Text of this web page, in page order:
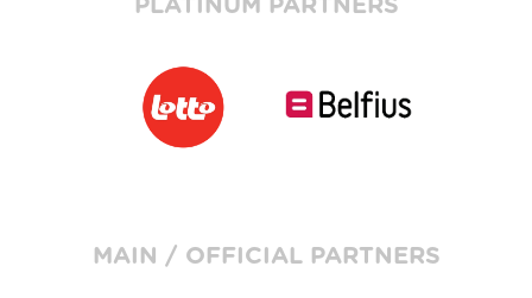
PLATINUM PARTNERS
MAIN / OFFICIAL PARTNERS